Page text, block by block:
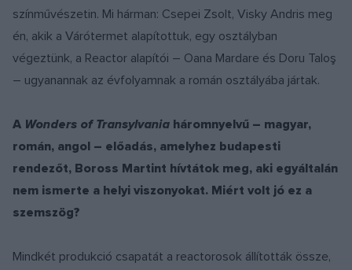
színművészetin. Mi hárman: Csepei Zsolt, Visky Andris meg
én, akik a Várótermet alapítottuk, egy osztályban
végeztünk, a Reactor alapítói – Oana Mardare és Doru Taloş
– ugyanannak az évfolyamnak a román osztályába jártak.
A Wonders of Transylvania háromnyelvű – magyar,
román, angol – előadás, amelyhez budapesti
rendezőt, Boross Martint hívtátok meg, aki egyáltalán
nem ismerte a helyi viszonyokat. Miért volt jó ez a
szemszög?
Mindkét produkció csapatát a reactorosok állították össze,